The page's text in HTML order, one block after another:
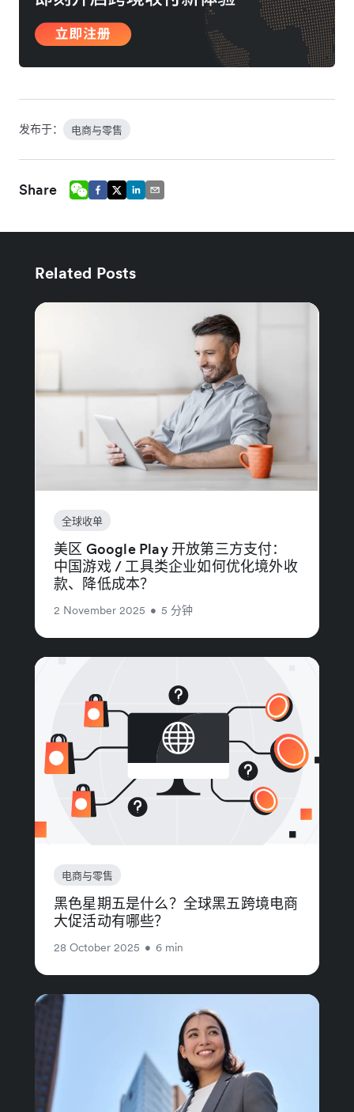
发布于： 电商与零售
Share
Related Posts
全球收单
美区 Google Play 开放第三方支付：
中国游戏 / 工具类企业如何优化境外收
款、降低成本？
2 November 2025 • 5 分钟
电商与零售
黑色星期五是什么？全球黑五跨境电商
大促活动有哪些？
28 October 2025 • 6 min